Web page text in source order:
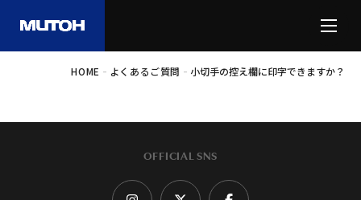
HOME - よくあるご質問 - 小切手の控え欄に印字できますか？
OFFICIAL SNS